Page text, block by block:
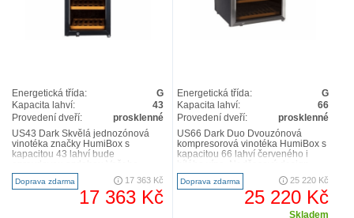
Energetická třída:
G
Kapacita lahví:
43
Provedení dveří:
prosklenné
US43 Dark Skvělá jednozónová
vinotéka značky HumiBox s
kapacitou 43 lahví bude
interiéru. Úsporné kompresorové
chlazení s..
Doprava zdarma 17 363 Kč
17 363 Kč
Energetická třída:
G
Kapacita lahví:
66
Provedení dveří:
prosklenné
US66 Dark Duo Dvouzónová
kompresorová vinotéka HumiBox s
kapacitou 66 lahví červeného i
Robustní skříň v černém ..
Doprava zdarma 25 220 Kč
25 220 Kč
Skladem